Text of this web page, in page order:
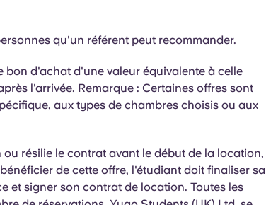
qu'un référent peut recommander.
bon d'achat d'une valeur équivalente à celle
l'arrivée. Remarque : Certaines offres sont
aux types de chambres choisis ou aux
résilie le contrat avant le début de la location,
de cette offre, l'étudiant doit finaliser sa
et signer son contrat de location. Toutes les